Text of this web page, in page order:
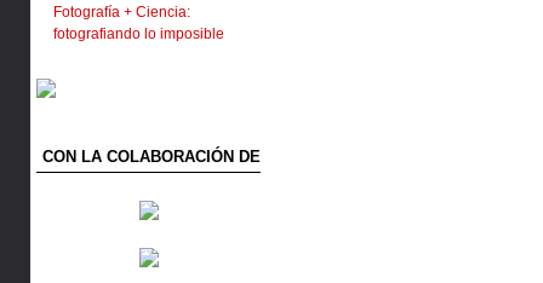
Fotografía + Ciencia:
fotografiando lo imposible
CON LA COLABORACIÓN DE